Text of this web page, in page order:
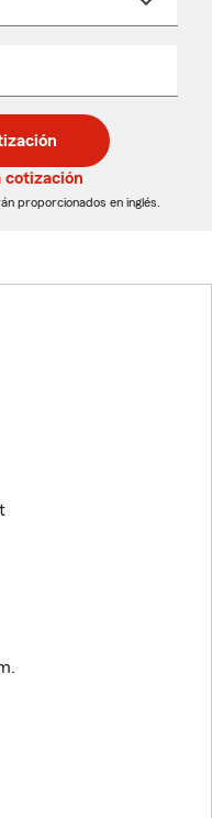
cotización
proporcionados en inglés.